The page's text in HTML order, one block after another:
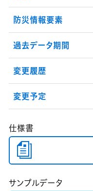
防災情報要素
過去データ期間
変更履歴
変更予定
仕様書
サンプルデータ